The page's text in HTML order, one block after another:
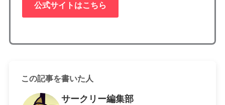
公式サイトはこちら
この記事を書いた人
サークリー編集部